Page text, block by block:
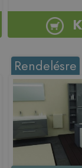
Rendelésre